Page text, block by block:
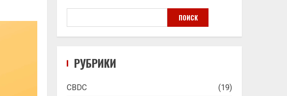
ПОИСК
РУБРИКИ
CBDC (19)